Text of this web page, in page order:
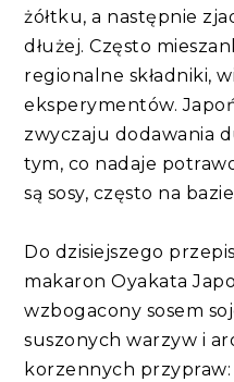
żółtku, a następnie
dłużej. Często
regionalne składniki,
eksperymentów.
zwyczaju dodawania
tym, co nadaje
są sosy, często na
Do dzisiejszego
makaron Oyakata
wzbogacony sosem
suszonych warzyw i
korzennych